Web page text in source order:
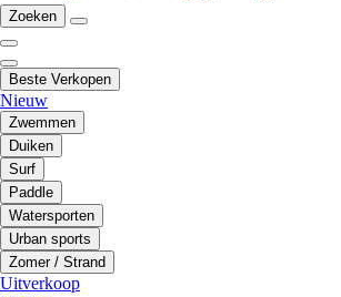
Zoeken
Beste Verkopen
Nieuw
Zwemmen
Duiken
Surf
Paddle
Watersporten
Urban sports
Zomer / Strand
Uitverkoop